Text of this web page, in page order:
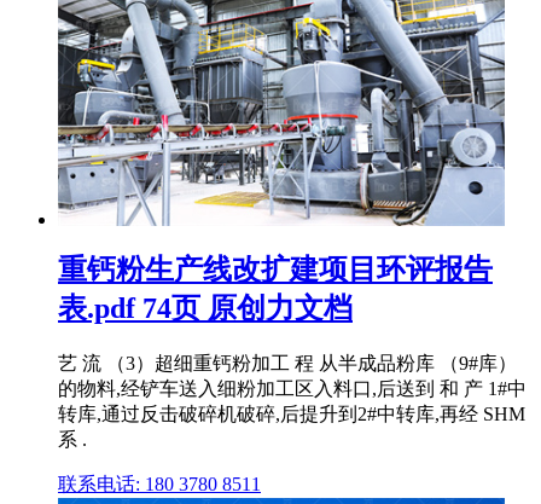
重钙粉生产线改扩建项目环评报告
表.pdf 74页 原创力文档
艺 流 （3）超细重钙粉加工 程 从半成品粉库 （9#库）
的物料,经铲车送入细粉加工区入料口,后送到 和 产 1#中
转库,通过反击破碎机破碎,后提升到2#中转库,再经 SHM
系 .
联系电话: 180 3780 8511